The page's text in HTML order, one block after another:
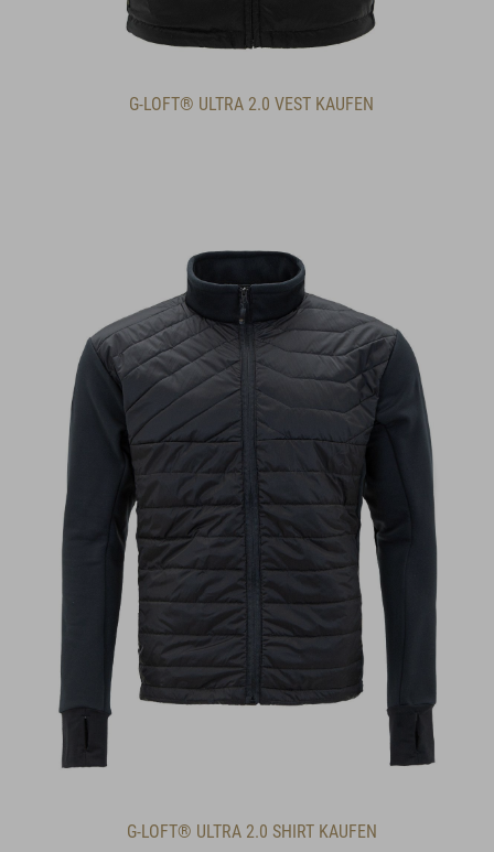
G-LOFT® ULTRA 2.0 VEST KAUFEN
G-LOFT® ULTRA 2.0 SHIRT KAUFEN